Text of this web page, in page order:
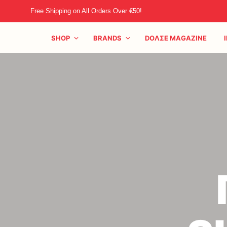
Free Shipping on All Orders Over €50!
SHOP BRANDS DOΛΣE MAGAZINE